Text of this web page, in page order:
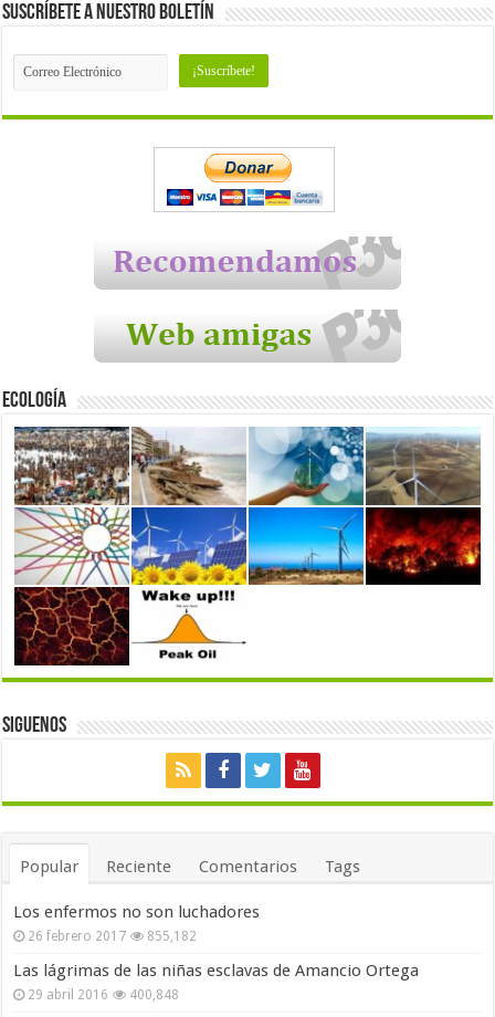
Suscríbete a nuestro Boletín
Ecología
Siguenos
Popular Reciente Comentarios Tags
Los enfermos no son luchadores
26 febrero 2017 855,182
Las lágrimas de las niñas esclavas de Amancio Ortega
29 abril 2016 400,848